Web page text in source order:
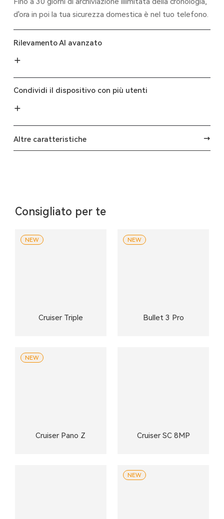
d'ora in poi la tua sicurezza domestica è nel tuo telefono.
Rilevamento AI avanzato
Condividi il dispositivo con più utenti
Altre caratteristiche
Consigliato per te
Cruiser Triple
NEW
Bullet 3 Pro
NEW
Cruiser Pano Z
NEW
Cruiser SC 8MP
NEW